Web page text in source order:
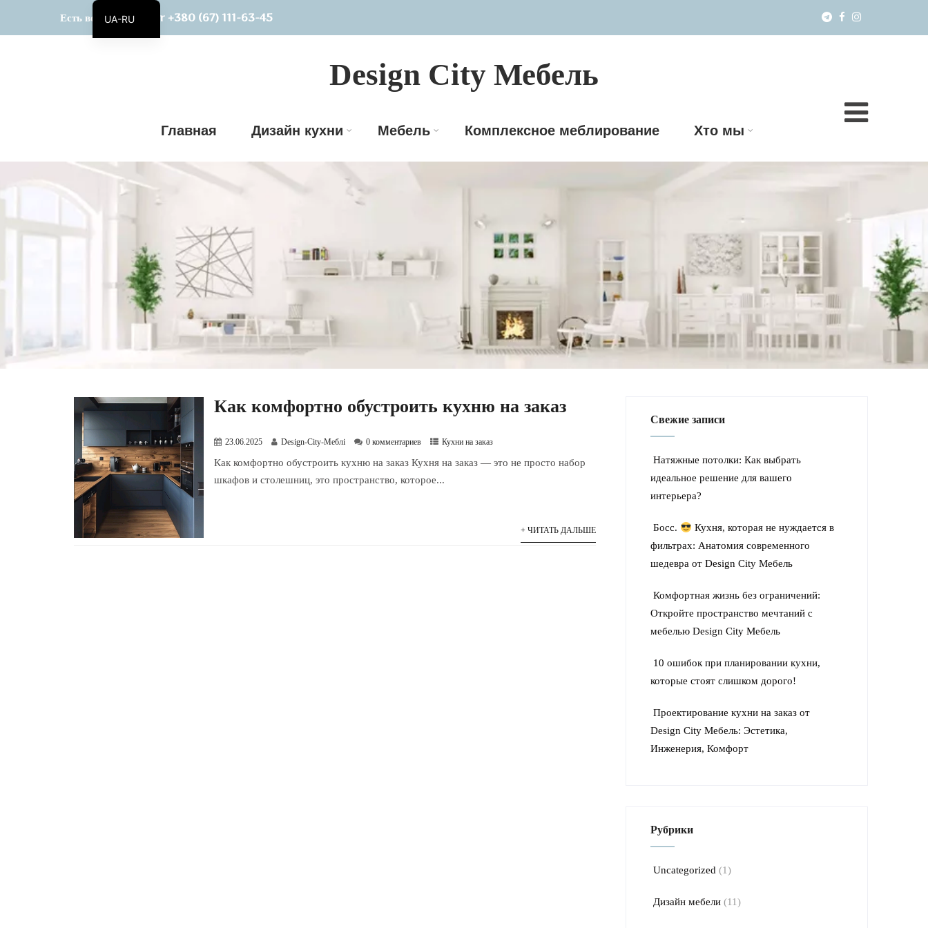
Есть вопросы? Viber +380 (67) 111-63-45
Design City Мебель
Главная Дизайн кухни Мебель Комплексное меблирование Хто мы
Как комфортно обустроить кухню на заказ
23.06.2025 Design-City-Меблі 0 комментариев Кухни на заказ
Как комфортно обустроить кухню на заказ Кухня на заказ — это не просто набор
шкафов и столешниц, это пространство, которое...
+ ЧИТАТЬ ДАЛЬШЕ
Свежие записи
Натяжные потолки: Как выбрать
идеальное решение для вашего
интерьера?
Босс.
Кухня, которая не нуждается в
фильтрах: Анатомия современного
шедевра от Design City Мебель
Комфортная жизнь без ограничений:
Откройте пространство мечтаний с
мебелью Design City Мебель
10 ошибок при планировании кухни,
которые стоят слишком дорого!
Проектирование кухни на заказ от
Design City Мебель: Эстетика,
Инженерия, Комфорт
Рубрики
Uncategorized (1)
Дизайн мебели (11)
UA-RU
UA